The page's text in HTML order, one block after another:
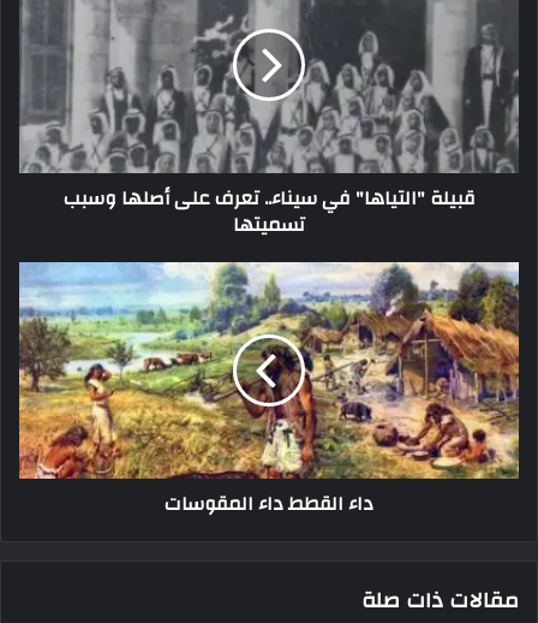
قبيلة "التياها" في سيناء.. تعرف على أصلها وسبب
تسميتها
داء القطط داء المقوسات
مقالات ذات صلة